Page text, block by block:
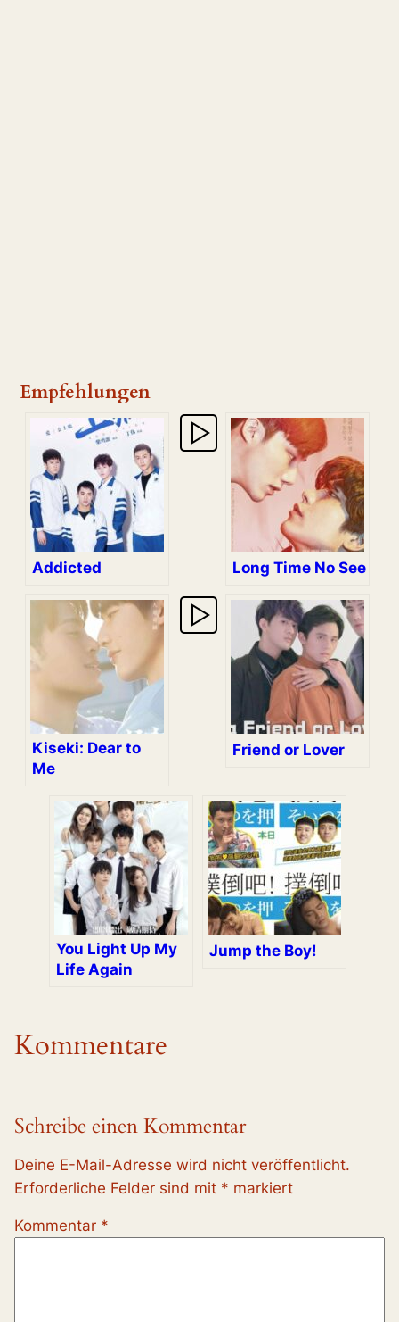
Empfehlungen
Addicted Long Time No See
Kiseki: Dear to
Me
Friend or Lover
You Light Up My
Life Again
Jump the Boy!
Kommentare
Schreibe einen Kommentar
Deine E-Mail-Adresse wird nicht veröffentlicht.
Erforderliche Felder sind mit * markiert
Kommentar *